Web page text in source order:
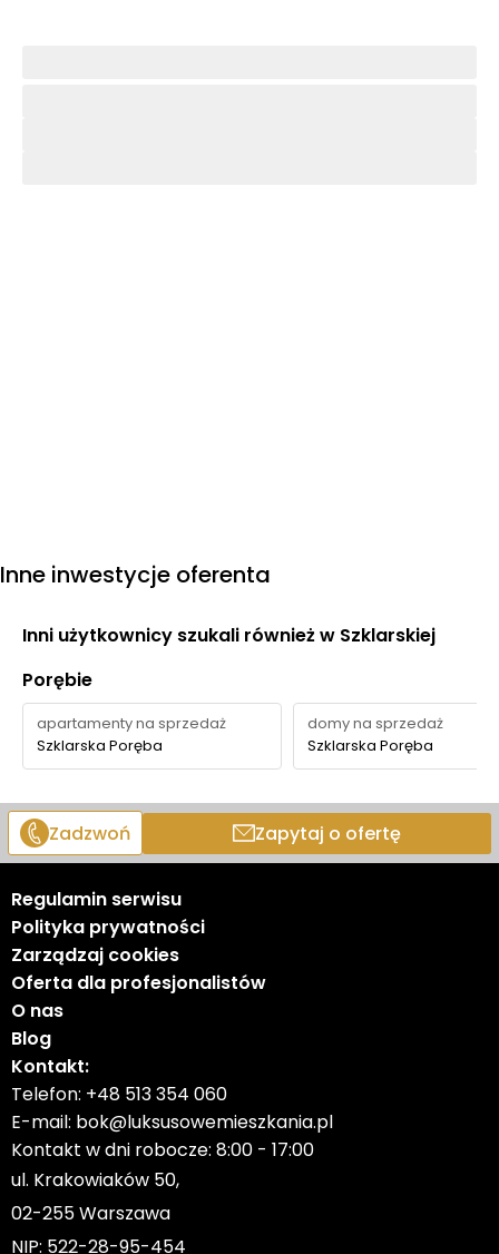
Inne inwestycje oferenta
Inni użytkownicy szukali również w Szklarskiej
Porębie
apartamenty na sprzedaż
Szklarska Poręba
domy na sprzedaż
Szklarska Poręba
Zadzwoń Zapytaj o ofertę
Regulamin serwisu
Polityka prywatności
Zarządzaj cookies
Oferta dla profesjonalistów
O nas
Blog
Kontakt:
Telefon: +48 513 354 060
E-mail: bok@luksusowemieszkania.pl
Kontakt w dni robocze: 8:00 - 17:00
ul. Krakowiaków 50,
02-255 Warszawa
NIP: 522-28-95-454